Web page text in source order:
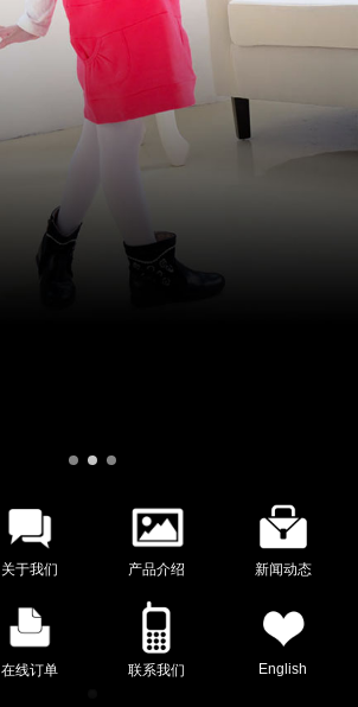
关于我们 产品介绍 新闻动态
在线订单 联系我们 English